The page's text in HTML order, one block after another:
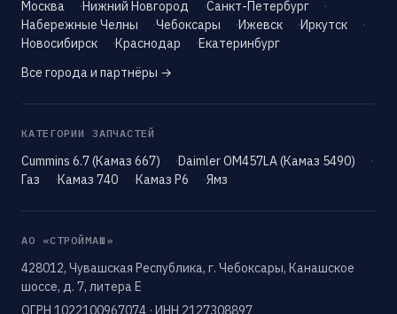
Москва Нижний Новгород
Санкт-Петербург
Набережные Челны
Чебоксары Ижевск
Иркутск
Новосибирск
Краснодар
Екатеринбург
Все города и партнёры →
КАТЕГОРИИ ЗАПЧАСТЕЙ
Cummins 6.7 (Камаз 667)
Daimler OM457LA (Камаз 5490)
Газ
Камаз 740 Камаз Р6 Ямз
АО «СТРОЙМАШ»
428012, Чувашская Республика, г. Чебоксары, Канашское
шоссе, д. 7, литера Е
ОГРН 1022100967074 · ИНН 2127308897